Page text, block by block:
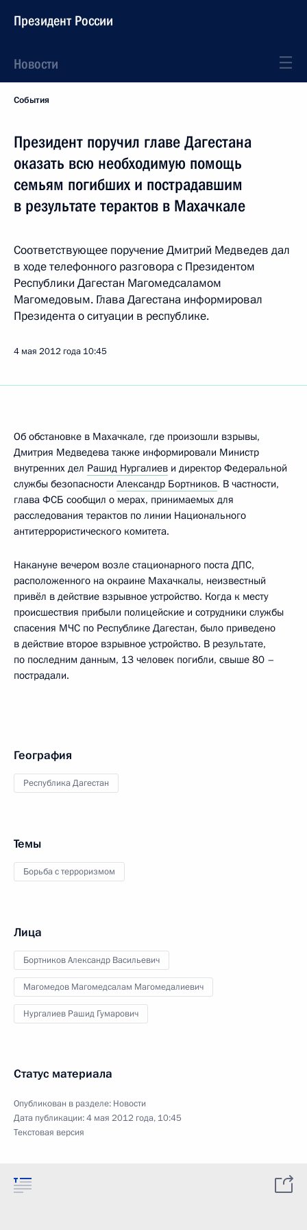
Президент России
Новости
События
Президент поручил главе Дагестана
оказать всю необходимую помощь
семьям погибших и пострадавшим
в результате терактов в Махачкале
Соответствующее поручение Дмитрий Медведев дал
в ходе телефонного разговора с Президентом
Республики Дагестан Магомедсаламом
Магомедовым. Глава Дагестана информировал
Президента о ситуации в республике.
4 мая 2012 года 10:45
Об обстановке в Махачкале, где произошли взрывы,
Дмитрия Медведева также информировали Министр
внутренних дел Рашид Нургалиев и директор Федеральной
службы безопасности Александр Бортников. В частности,
глава ФСБ сообщил о мерах, принимаемых для
расследования терактов по линии Национального
антитеррористического комитета.
Накануне вечером возле стационарного поста ДПС,
расположенного на окраине Махачкалы, неизвестный
привёл в действие взрывное устройство. Когда к месту
происшествия прибыли полицейские и сотрудники службы
спасения МЧС по Республике Дагестан, было приведено
в действие второе взрывное устройство. В результате,
по последним данным, 13 человек погибли, свыше 80 –
пострадали.
География
Республика Дагестан
Темы
Борьба с терроризмом
Лица
Бортников Александр Васильевич
Магомедов Магомедсалам Магомедалиевич
Нургалиев Рашид Гумарович
Статус материала
Опубликован в разделе: Новости
Дата публикации:4 мая 2012 года, 10:45
Текстовая версия